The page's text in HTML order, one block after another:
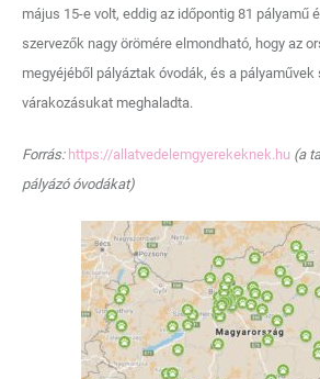
május 15-e volt, eddig az időpontig 81 pályamű
szervezők nagy örömére elmondható, hogy az
megyéjéből pályáztak óvodák, és a
várakozásukat meghaladta.
Forrás: https://allatvedelemgyerekeknek.hu (a
pályázó óvodákat)